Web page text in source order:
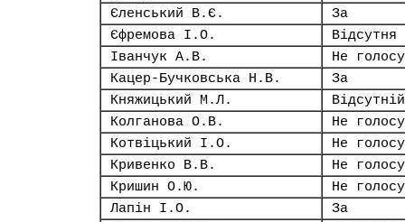
Єленський В.Є.
За
Єфремова І.О.
Відсутня
Іванчук А.В.
Не
Кацер-Бучковська Н.В.
За
Княжицький М.Л.
Відсутній
Колганова О.В.
Не
Котвіцький І.О.
Не
Кривенко В.В.
Не
Кришин О.Ю.
Не
Лапін І.О.
За